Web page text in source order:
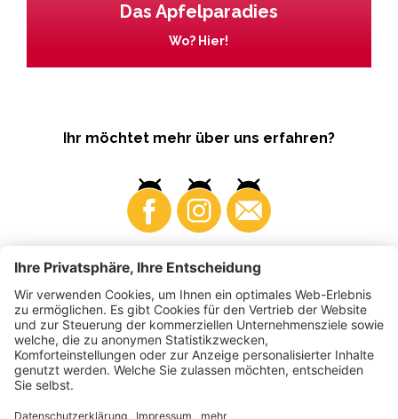
Das Apfelparadies
Wo? Hier!
Ihr möchtet mehr über uns erfahren?
Business Produzenten